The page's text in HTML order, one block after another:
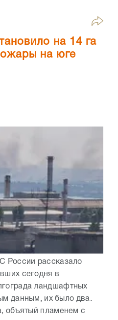
на 14 га
на юге
России рассказало
сегодня в
ландшафтных
данным, их было два.
объятый пламенем с